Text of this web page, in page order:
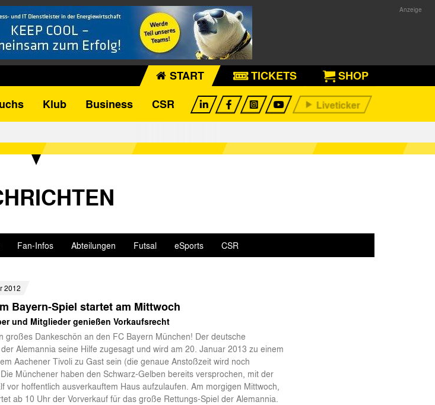
START TICKETS
SHOP
Klub Business CSR
Fan-Infos Abteilungen Futsal eSports CSR
2012
Bayern-Spiel startet am Mittwoch
und Mitglieder genießen Vorkaufsrecht
großes Dankeschön an den FC Bayern München! Der deutsche
Alemannia seine Hilfe zugesagt und wird am 20. Januar 2013 zu einem
Aachener Tivoli zu Gast sein (die genaue Anstoßzeit wird noch
Münchener haben den Schwarz-Gelben bereits versprochen, mit der
vor hoffentlich ausverkauftem Haus aufzulaufen. Am morgigen Mittwoch,
ab 10 Uhr der Vorverkauf für das große Rettungs-Spiel der Alemannia.